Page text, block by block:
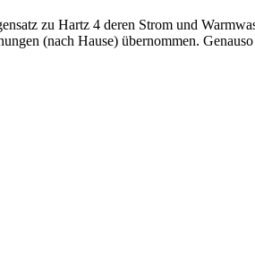
zu Hartz 4 deren Strom und
(nach Hause) übernommen.